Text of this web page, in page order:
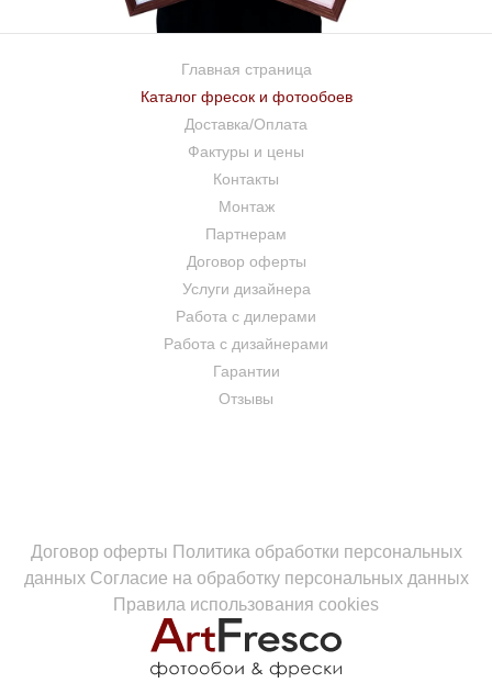
Главная страница
Каталог фресок и фотообоев
Доставка/Оплата
Фактуры и цены
Контакты
Монтаж
Партнерам
Договор оферты
Услуги дизайнера
Работа с дилерами
Работа с дизайнерами
Гарантии
Отзывы
Договор оферты Политика обработки персональных
данных Согласие на обработку персональных данных
Правила использования cookies